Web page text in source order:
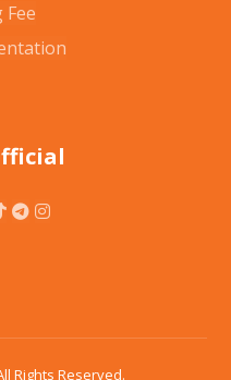
Rights Reserved.